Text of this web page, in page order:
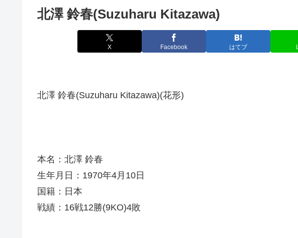
北澤 鈴春(Suzuharu Kitazawa)
X Facebook はてブ
北澤 鈴春(Suzuharu Kitazawa)(花形)
本名：北澤 鈴春
生年月日：1970年4月10日
国籍：日本
戦績：16戦12勝(9KO)4敗